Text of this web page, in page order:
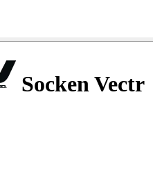
Socken Vectr